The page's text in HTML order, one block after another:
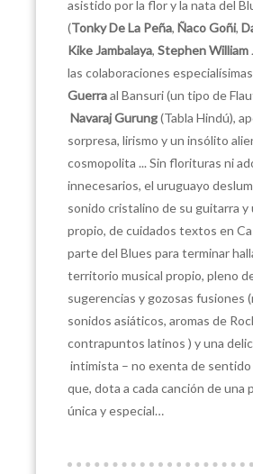
asistido por la flor y la nata del
(Tonky De La Peña, Ñaco Goñi,
Kike Jambalaya, Stephen William
las colaboraciones
Guerraal Bansuri (un tipo de
Navaraj Gurung(Tabla Hindú),
sorpresa, lirismo y un insólito
cosmopolita ... Sin florituras ni
innecesarios, el uruguayo
sonido cristalino de su guitarra
propio, de cuidados textos en
parte del Blues para terminar
territorio musical propio, pleno
sugerencias y gozosas fusiones
sonidos asiáticos, aromas de
contrapuntos latinos ) y una
intimista – no exenta de sentido
que, dota a cada canción de una
única y especial…